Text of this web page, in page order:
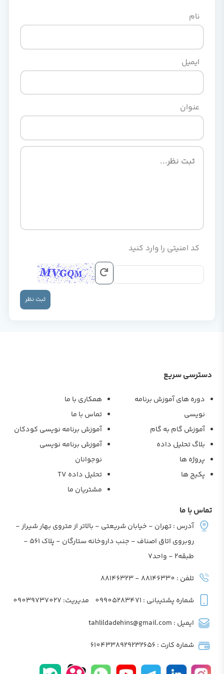
نام
ایمیل
عنوان
کد امنیتی را وارد کنید
ثبت نظر
دسترسی سریع
دوره های آموزش برنامه
نویسی
آموزش گام به گام
بلاگ تحلیل داده
پروژه ها
پکیج ها
همکاری با ما
تماس با ما
آموزش برنامه نویسی کودکان
آموزش برنامه نویسی
نوجوانان
تحلیل داده TV
مشتریان ما
تماس با ما
آدرس : تهران - خیابان شریعتی - بالاتر از متروی بهار شیراز -
روبروی اتاق اصناف - جنب داروخانه ستارگان - پلاک 561 -
طبقه2 - واحد7
تلفن : 88146330 - 88146323
شماره پشتیبانی : 09905283471 مدیریت: 09039737027
ایمیل : tahlildadehins@gmail.com
شماره کارت : 6104338929232656